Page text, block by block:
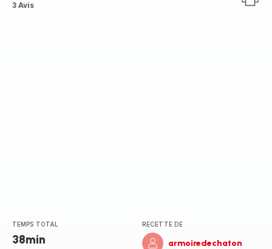
ratings.3.3
3 Avis
TEMPS TOTAL
38min
RECETTE DE
armoiredechaton